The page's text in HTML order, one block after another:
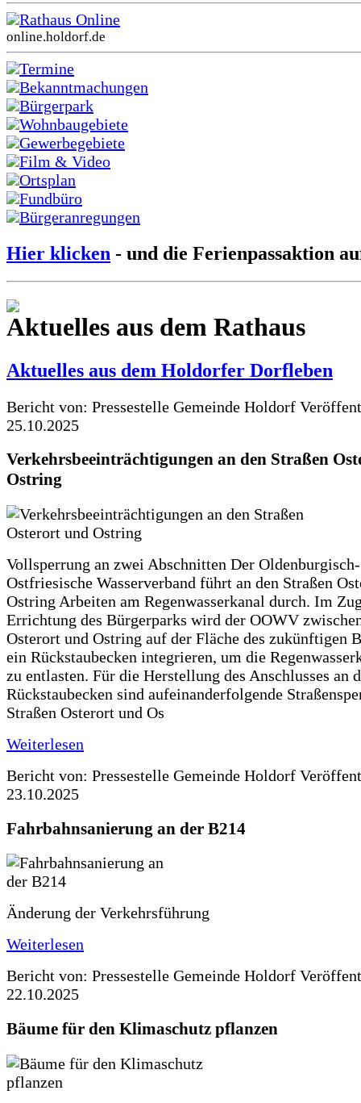
Rathaus Online
online.holdorf.de
Termine
Bekanntmachungen
Bürgerpark
Wohnbaugebiete
Gewerbegebiete
Film & Video
Ortsplan
Fundbüro
Bürgeranregungen
Hier klicken - und die Ferienpassaktion
Aktuelles aus dem Rathaus
Aktuelles aus dem Holdorfer Dorfleben
Bericht von: Pressestelle Gemeinde Holdorf
25.10.2025
Verkehrsbeeinträchtigungen an den Straßen
Ostring
Vollsperrung an zwei Abschnitten Der Oldenburgisch-
Ostfriesische Wasserverband führt an den Straßen
Ostring Arbeiten am Regenwasserkanal durch. Im
Errichtung des Bürgerparks wird der OOWV
Osterort und Ostring auf der Fläche des zukünftigen
ein Rückstaubecken integrieren, um die
zu entlasten. Für die Herstellung des Anschlusses an
Rückstaubecken sind aufeinanderfolgende
Straßen Osterort und Os
Weiterlesen
Bericht von: Pressestelle Gemeinde Holdorf
23.10.2025
Fahrbahnsanierung an der B214
Änderung der Verkehrsführung
Weiterlesen
Bericht von: Pressestelle Gemeinde Holdorf
22.10.2025
Bäume für den Klimaschutz pflanzen